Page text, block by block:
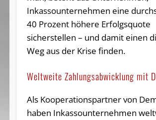
Inkassounternehmen eine
40 Prozent höhere Erfolgsquote
sicherstellen – und damit einen
Weg aus der Krise finden.
Weltweite Zahlungsabwicklung mit
Als Kooperationspartner von
haben Inkassounternehmen